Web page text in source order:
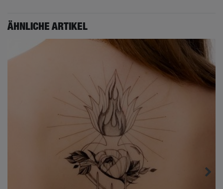
ÄHNLICHE ARTIKEL